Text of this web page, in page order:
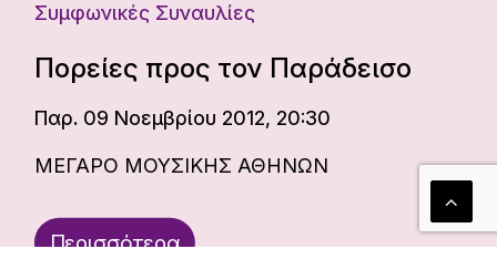
Συμφωνικές Συναυλίες
Πορείες προς τον Παράδεισο
Παρ. 09 Νοεμβρίου 2012, 20:30
ΜΕΓΑΡΟ ΜΟΥΣΙΚΗΣ ΑΘΗΝΩΝ
Περισσότερα